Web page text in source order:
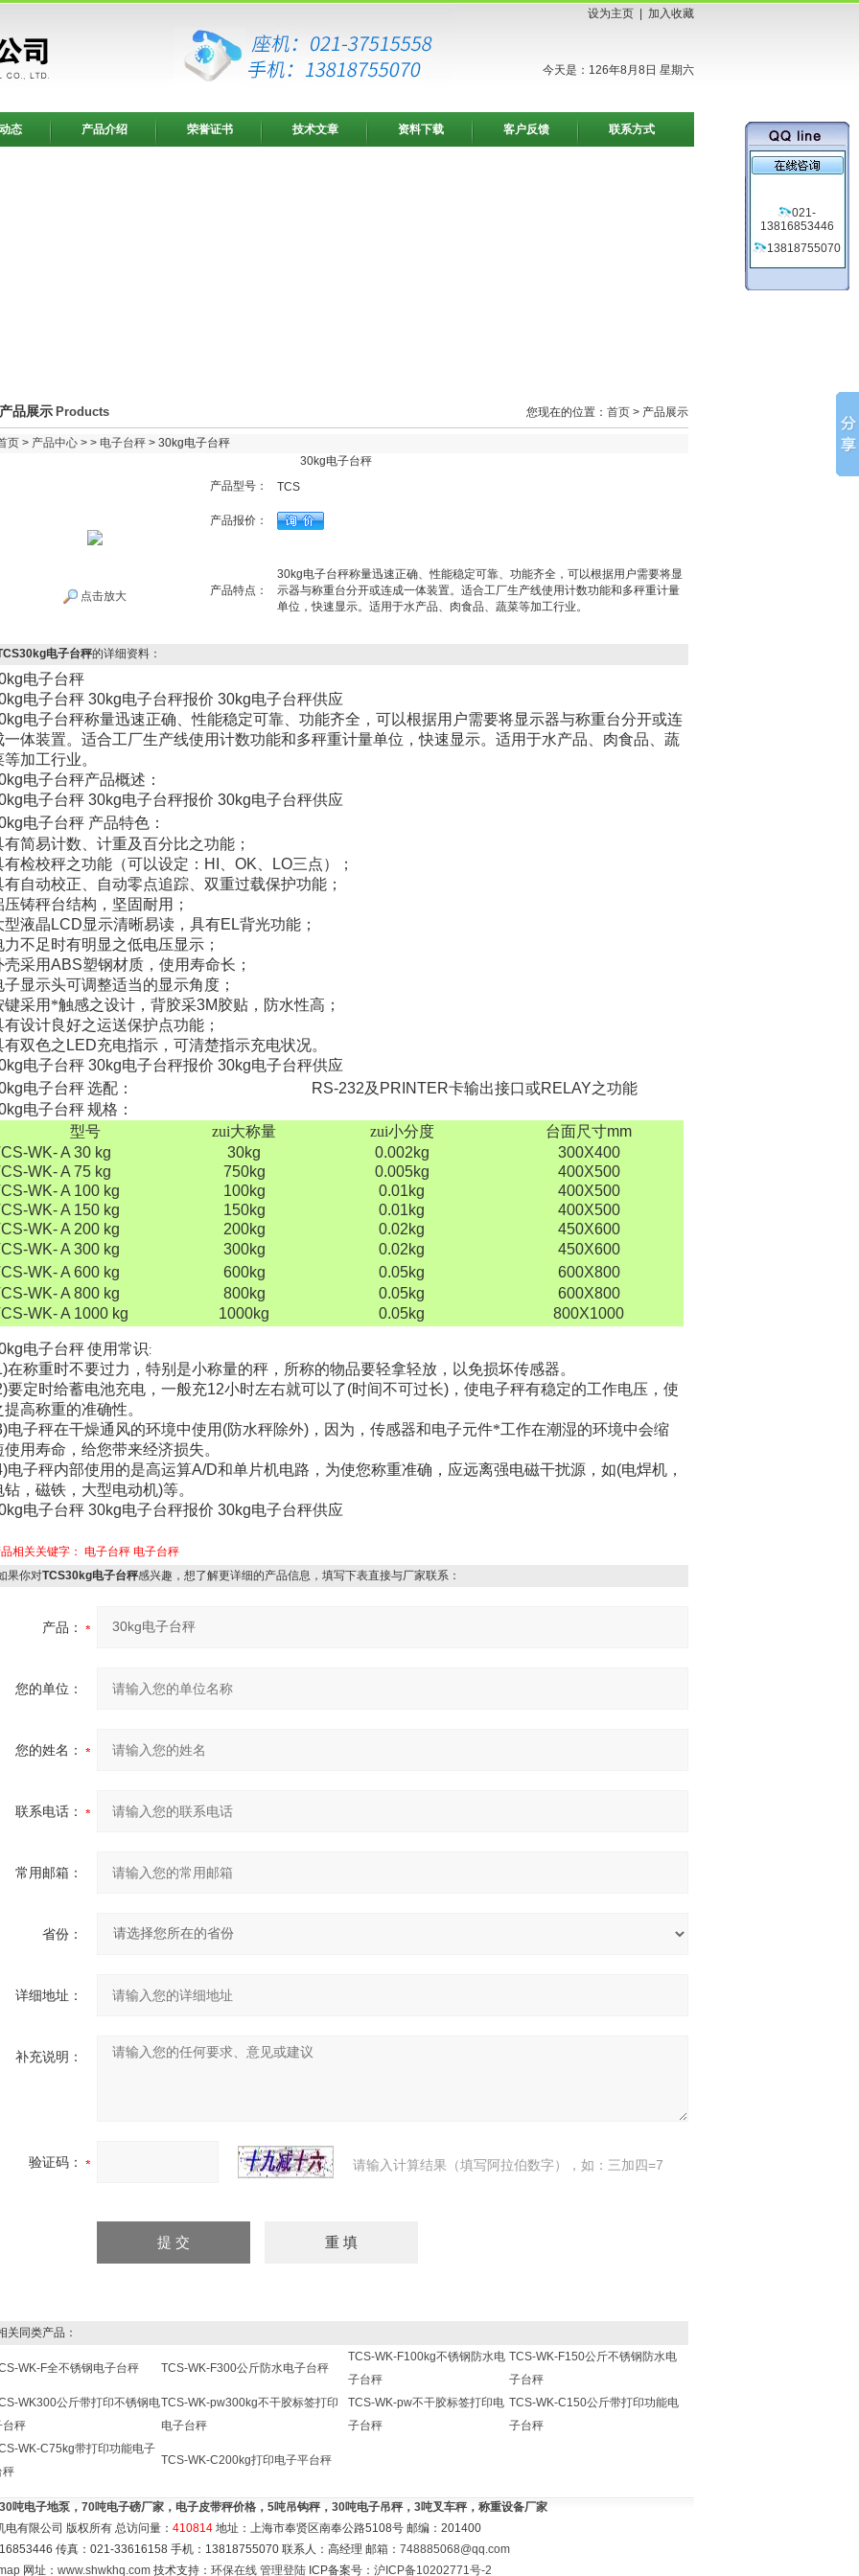
设为主页 加入收藏
今天是：126年8月8日 星期六
态 产品介绍 荣誉证书 技术文章 资料下载 客户反馈 联系方式
产品展示 Products 您现在的位置： 首页> 产品展示
页> 产品中心> > 电子台秤> 30kg电子台秤
30kg电子台秤
点击放大
产品型号： TCS
产品报价：
产品特点：
30kg电子台秤称量迅速正确、性能稳定可靠、功能齐全，可以根据用户需要将显
示器与称重台分开或连成一体装置。适合工厂生产线使用计数功能和多秤重计量
单位，快速显示。适用于水产品、肉食品、蔬菜等加工行业。
电子台秤的详细资料：
电子台秤
电子台秤30kg电子台秤报价 30kg电子台秤供应
电子台秤称量迅速正确、性能稳定可靠、功能齐全，可以根据用户需要将显示器与称重台分开或连
一体装置。适合工厂生产线使用计数功能和多秤重计量单位，快速显示。适用于水产品、肉食品、蔬
等加工行业。
电子台秤产品概述：
电子台秤30kg电子台秤报价 30kg电子台秤供应
电子台秤 产品特色：
有简易计数、计重及百分比之功能；
有检校秤之功能（可以设定： HI OK LO三点）；
有自动校正、自动零点追踪、双重过载保护功能；
压铸秤台结构，坚固耐用；
型液晶 LCD显示清晰易读，具有EL背光功能；
力不足时有明显之低电压显示；
壳采用ABS塑钢材质，使用寿命长；
子显示头可调整适当的显示角度；
键采用*触感之设计，背胶采3M 胶贴，防水性高；
有设计良好之运送保护点功能；
有双色之 LED充电指示，可清楚指示充电状况。
电子台秤30kg电子台秤报价 30kg电子台秤供应
电子台秤 选配： RS-232及 PRINTER卡输出接口或RELAY之功能
电子台秤 规格：
型号
zui大称量 zui小分度 台面尺寸mm
WK- A 30 kg
30kg 0.002kg
300X400
WK- A 75 kg
750kg 0.005kg
400X500
WK- A 100 kg
100kg 0.01kg
400X500
WK- A 150 kg
150kg 0.01kg
400X500
WK- A 200 kg
200kg 0.02kg
450X600
WK- A 300 kg
300kg 0.02kg
450X600
WK- A 600 kg
600kg 0.05kg
600X800
WK- A 800 kg
800kg 0.05kg
600X800
WK- A 1000 kg
1000kg 0.05kg 800X1000
电子台秤 使用常识:
在称重时不要过力，特别是小称量的秤，所称的物品要轻拿轻放，以免损坏传感器。
要定时给蓄电池充电，一般充12小时左右就可以了(时间不可过长)，使电子秤有稳定的工作电压，使
提高称重的准确性。
电子秤在干燥通风的环境中使用 (防水秤除外)，因为，传感器和电子元件*工作在潮湿的环境中会缩
使用寿命，给您带来经济损失。
电子秤内部使用的是高运算A/D和单片机电路，为使您称重准确，应远离强电磁干扰源，如(电焊机，
钻，磁铁，大型电动机)等。
电子台秤30kg电子台秤报价 30kg电子台秤供应
相关关键字： 电子台秤 电子台秤
果你对TCS30kg电子台秤感兴趣，想了解更详细的产品信息，填写下表直接与厂家联系：
产品：
您的单位：
您的姓名：
联系电话：
常用邮箱：
省份：
详细地址：
补充说明：
验证码： 请输入计算结果（填写阿拉伯数字），如：三加四=7
关同类产品：
WK-F全不锈钢电子台秤 TCS-WK-F300公斤防水电子台秤
TCS-WK-F100kg不锈钢防水电
子台秤
TCS-WK-F150公斤不锈钢防水电
子台秤
WK300公斤带打印不锈钢电
台秤
TCS-WK-pw300kg不干胶标签打印
电子台秤
TCS-WK-pw不干胶标签打印电
子台秤
TCS-WK-C150公斤带打印功能电
子台秤
WK-C75kg带打印功能电子
秤
TCS-WK-C200kg打印电子平台秤
吨电子地泵，70吨电子磅厂家，电子皮带秤价格，5吨吊钩秤，30吨电子吊秤，3吨叉车秤，称重设备厂家
电有限公司 版权所有 总访问量： 410814 地址：上海市奉贤区南奉公路5108号 邮编：201400
传真：021-33616158 手机：13818755070 联系人：高经理 邮箱： 748885068@qq.com
网址： www.shwkhq.com技术支持： 环保在线 管理登陆ICP备案号： 沪ICP备10202771号-2
021-
13816853446
13818755070